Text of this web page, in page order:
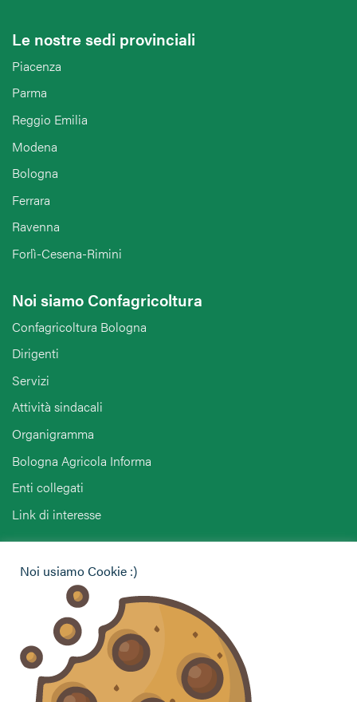
Le nostre sedi provinciali
Piacenza
Parma
Reggio Emilia
Modena
Bologna
Ferrara
Ravenna
Forlì-Cesena-Rimini
Noi siamo Confagricoltura
Confagricoltura Bologna
Dirigenti
Servizi
Attività sindacali
Organigramma
Bologna Agricola Informa
Enti collegati
Link di interesse
Vuoi contattarci per ricevere assistenza, lasciare un
commento o chiedere informazioni?
CONTATTACI
Noi usiamo Cookie :)